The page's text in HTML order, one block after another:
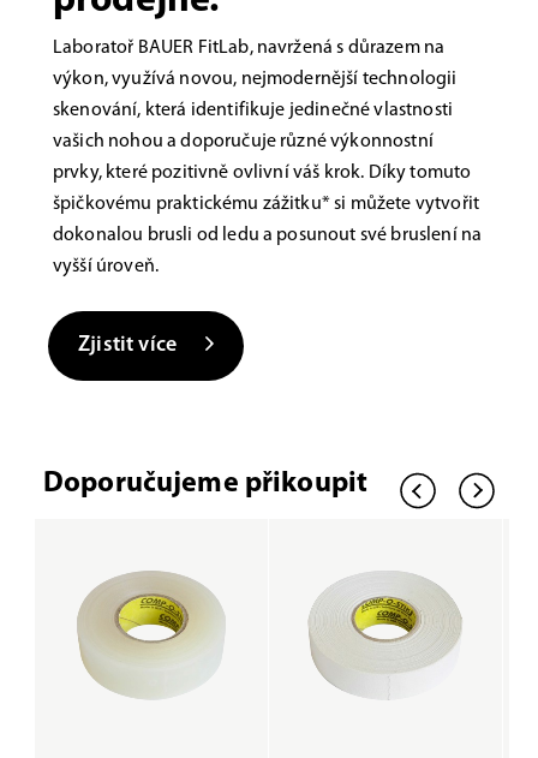
Laboratoř BAUER FitLab, navržená s důrazem na
výkon, využívá novou, nejmodernější technologii
skenování, která identifikuje jedinečné vlastnosti
vašich nohou a doporučuje různé výkonnostní
prvky, které pozitivně ovlivní váš krok. Díky tomuto
špičkovému praktickému zážitku* si můžete vytvořit
dokonalou brusli od ledu a posunout své bruslení na
vyšší úroveň.
Zjistit více
Doporučujeme přikoupit